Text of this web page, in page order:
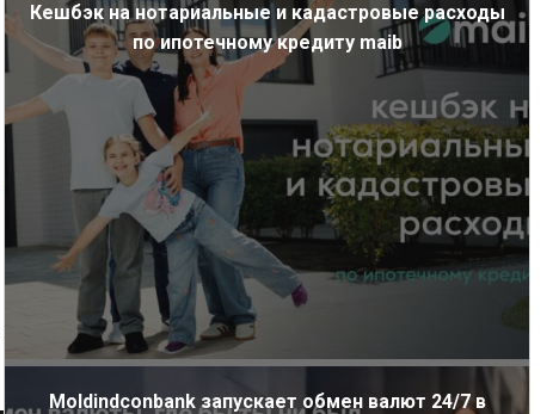
Кешбэк на нотариальные и кадастровые расходы
по ипотечному кредиту maib
Moldindconbank запускает обмен валют 24/7 в